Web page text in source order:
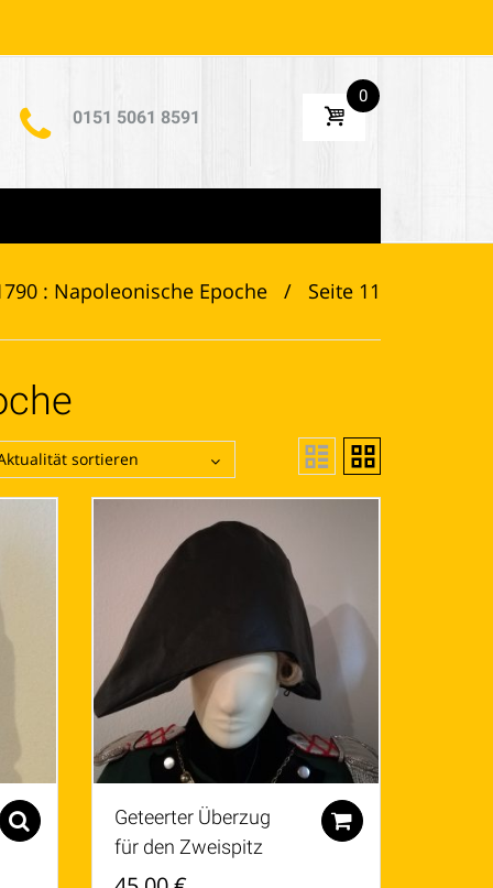
0151 5061 8591
0
: Napoleonische Epoche / Seite 11
Select options
Geteerter Überzug
für den Zweispitz